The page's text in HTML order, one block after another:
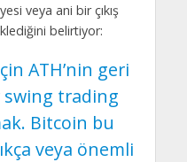
veya ani bir çıkış
belirtiyor:
ATH’nin geri
swing trading
Bitcoin bu
veya önemli